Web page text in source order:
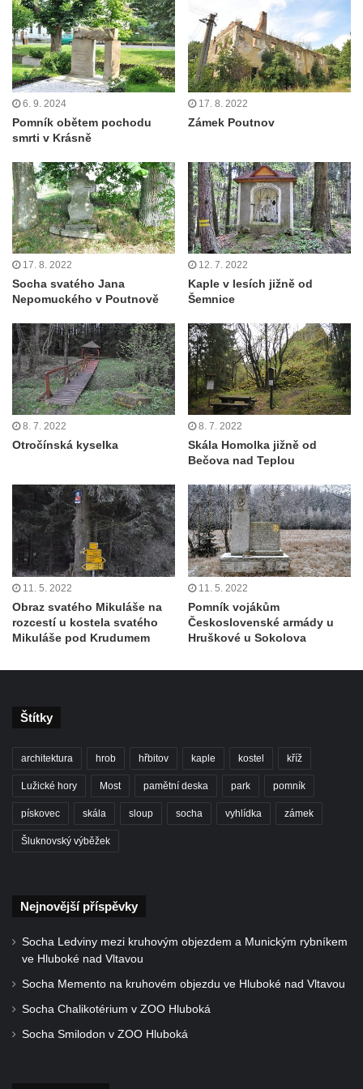
Velešíně
Pamětní deska arcibiskupa Micara ve
vstupu do poutního místa Římov
Plastika Koule v Gutenbergově ulici v
Pamětní deska Vojtěcha Kocmicha na
domě čp. 37 v ulici Betlém v Římově
Pomník na paměť zrušení roboty v Plavu
Socha vodníka v Plavu
Socha svatého Jana Nepomuckého v
Třebušíně
Pamětní deska Johanna Nepomuka
Fischera na domě čp. 5/16 na třídě 9.
května v Rumburku
Pamětní deska Johanna Neumanna
severně od Tokáně
Obrázek svatého Huberta na buku svatého
Huberta
Obrázek svatého Jakuba na skále u cesty
východně od Srbské Kamenice
Busta Jana Amose Komenského na domě
čp. 37 v Račicích
Socha ležícího koně v Sadech
Československé armády v Teplicích
Socha Medvídě v Tierpark Chemnitz
Sochy Ležící žena v Tierpark Chemnitz
Sochy Ptáci v Tierpark Chemnitz
Socha Atlet v ZOO Leipzig
Socha Marabu v ZOO Leipzig
Busta Karla Maxe Schneidera v ZOO
Socha Býk v ZOO Dresden
v ZOO Dresden
6. 9. 2024
Pomník obětem pochodu
smrti v Krásně
17. 8. 2022
Zámek Poutnov
17. 8. 2022
Socha svatého Jana
Nepomuckého v Poutnově
12. 7. 2022
Kaple v lesích jižně od
Šemnice
8. 7. 2022
Otročínská kyselka
8. 7. 2022
Skála Homolka jižně od
Bečova nad Teplou
11. 5. 2022
Obraz svatého Mikuláše na
rozcestí u kostela svatého
Mikuláše pod Krudumem
11. 5. 2022
Pomník vojákům
Československé armády u
Hruškové u Sokolova
Štítky
architektura hrob hřbitov kaple kostel kříž
Lužické hory Most pamětní deska park pomník
pískovec skála sloup socha vyhlídka zámek
Šluknovský výběžek
Nejnovější příspěvky
Socha Ledviny mezi kruhovým objezdem a Munickým rybníkem
ve Hluboké nad Vltavou
Socha Memento na kruhovém objezdu ve Hluboké nad Vltavou
Socha Chalikotérium v ZOO Hluboká
Socha Smilodon v ZOO Hluboká